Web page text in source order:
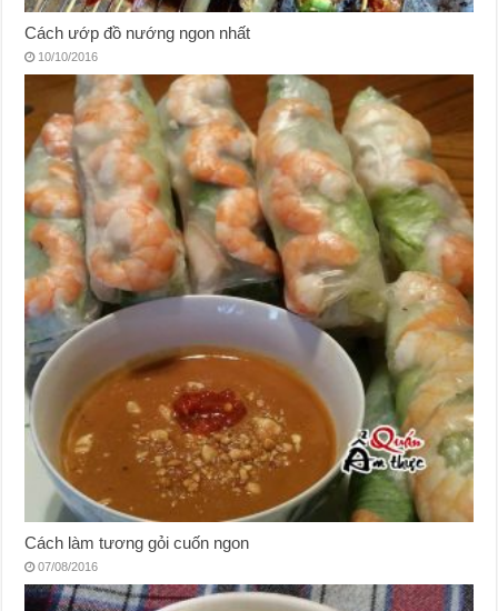
Cách ướp đồ nướng ngon nhất
10/10/2016
Cách làm tương gỏi cuốn ngon
07/08/2016